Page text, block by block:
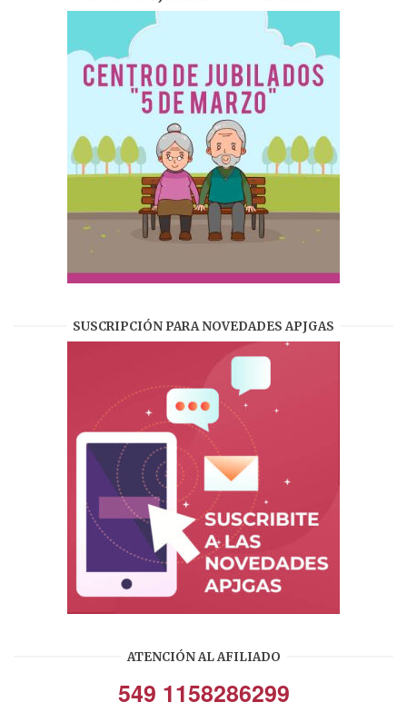
SUSCRIPCIÓN PARA NOVEDADES APJGAS
ATENCIÓN AL AFILIADO
549 1158286299